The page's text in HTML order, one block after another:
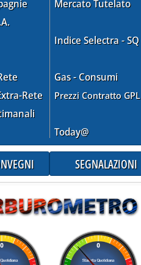
Rete
Mercato Tutelato
Indice Selectra - SQ
Gas - Consumi
Prezzi Contratto GPL
Today@
SEGNALAZIONI